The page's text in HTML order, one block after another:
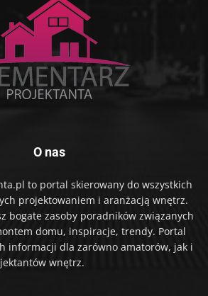
O nas
to portal skierowany do wszystkich
projektowaniem i aranżacją wnętrz.
bogate zasoby poradników związanych
domu, inspiracje, trendy. Portal
informacji dla zarówno amatorów, jak i
wnętrz.